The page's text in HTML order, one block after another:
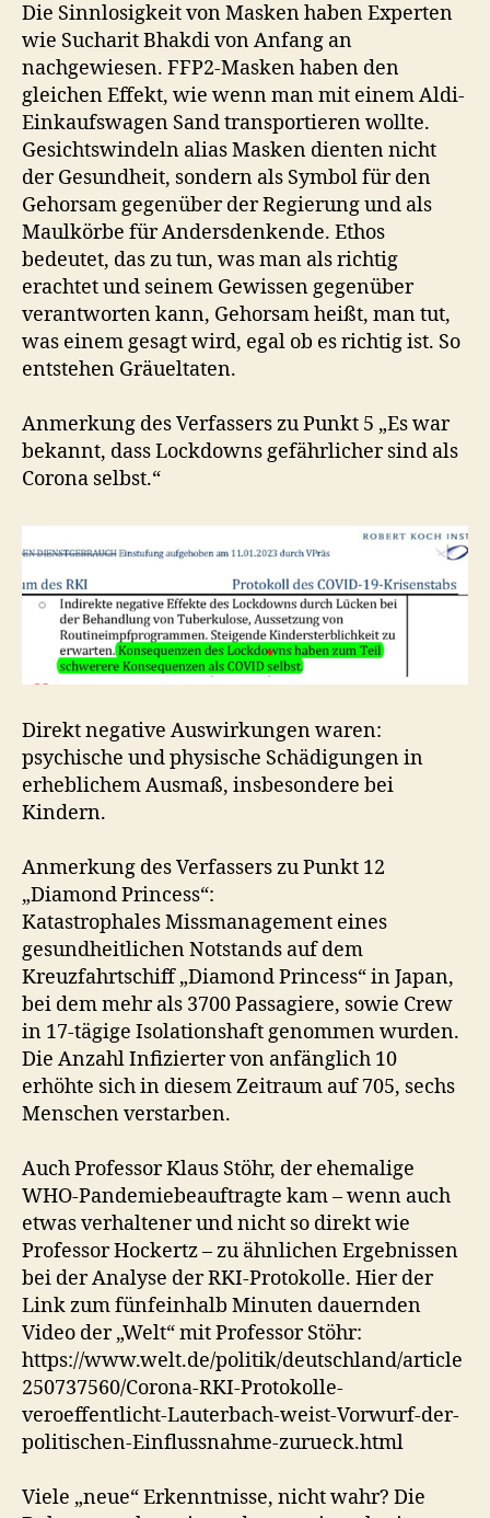
Die Sinnlosigkeit von Masken haben Experten
wie Sucharit Bhakdi von Anfang an
nachgewiesen. FFP2-Masken haben den
gleichen Effekt, wie wenn man mit einem Aldi-
Einkaufswagen Sand transportieren wollte.
Gesichtswindeln alias Masken dienten nicht
der Gesundheit, sondern als Symbol für den
Gehorsam gegenüber der Regierung und als
Maulkörbe für Andersdenkende. Ethos
bedeutet, das zu tun, was man als richtig
erachtet und seinem Gewissen gegenüber
verantworten kann, Gehorsam heißt, man tut,
was einem gesagt wird, egal ob es richtig ist. So
entstehen Gräueltaten.
Anmerkung des Verfassers zu Punkt 5 „Es war
bekannt, dass Lockdowns gefährlicher sind als
Corona selbst.“
Direkt negative Auswirkungen waren:
psychische und physische Schädigungen in
erheblichem Ausmaß, insbesondere bei
Kindern.
Anmerkung des Verfassers zu Punkt 12
„Diamond Princess“:
Katastrophales Missmanagement eines
gesundheitlichen Notstands auf dem
Kreuzfahrtschiff „Diamond Princess“ in Japan,
bei dem mehr als 3700 Passagiere, sowie Crew
in 17-tägige Isolationshaft genommen wurden.
Die Anzahl Infizierter von anfänglich 10
erhöhte sich in diesem Zeitraum auf 705, sechs
Menschen verstarben.
Auch Professor Klaus Stöhr, der ehemalige
WHO-Pandemiebeauftragte kam – wenn auch
etwas verhaltener und nicht so direkt wie
Professor Hockertz – zu ähnlichen Ergebnissen
bei der Analyse der RKI-Protokolle. Hier der
Link zum fünfeinhalb Minuten dauernden
Video der „Welt“ mit Professor Stöhr:
https://www.welt.de/politik/deutschland/article
250737560/Corona-RKI-Protokolle-
veroeffentlicht-Lauterbach-weist-Vorwurf-der-
politischen-Einflussnahme-zurueck.html
Viele „neue“ Erkenntnisse, nicht wahr? Die